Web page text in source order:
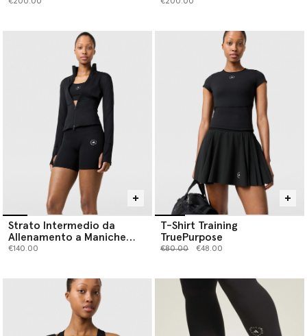
Strato Intermedio da
Allenamento a Maniche
Lunghe TruePurpose
€140.00
T-Shirt Training
TruePurpose
Prezzo ridotto da
€80.00a €48.00